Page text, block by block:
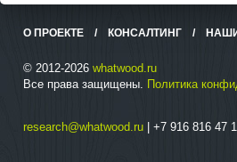
О ПРОЕКТЕ / КОНСАЛТИНГ /
© 2012-2026 whatwood.ru
Все права защищены. Политика
research@whatwood.ru | +7 916 816 47